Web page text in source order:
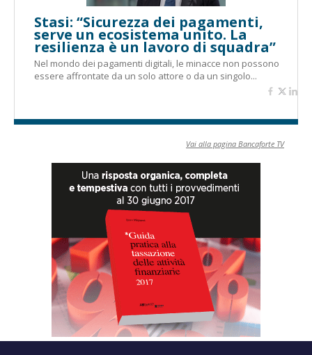
Stasi: “Sicurezza dei pagamenti,
serve un ecosistema unito. La
resilienza è un lavoro di squadra”
Nel mondo dei pagamenti digitali, le minacce non possono
essere affrontate da un solo attore o da un singolo...
Vai alla pagina Bancaforte TV